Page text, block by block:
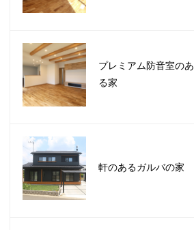
プレミアム防音室のあ
る家
軒のあるガルバの家